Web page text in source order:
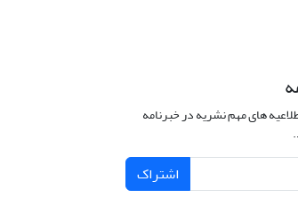
های مهم نشریه در خبرنامه
اشتراک